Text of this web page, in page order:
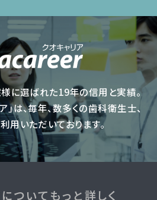
に選ばれた19年の信用と実績。
」は、毎年、数多くの歯科衛生士、
用いただいております。
ついてもっと詳しく